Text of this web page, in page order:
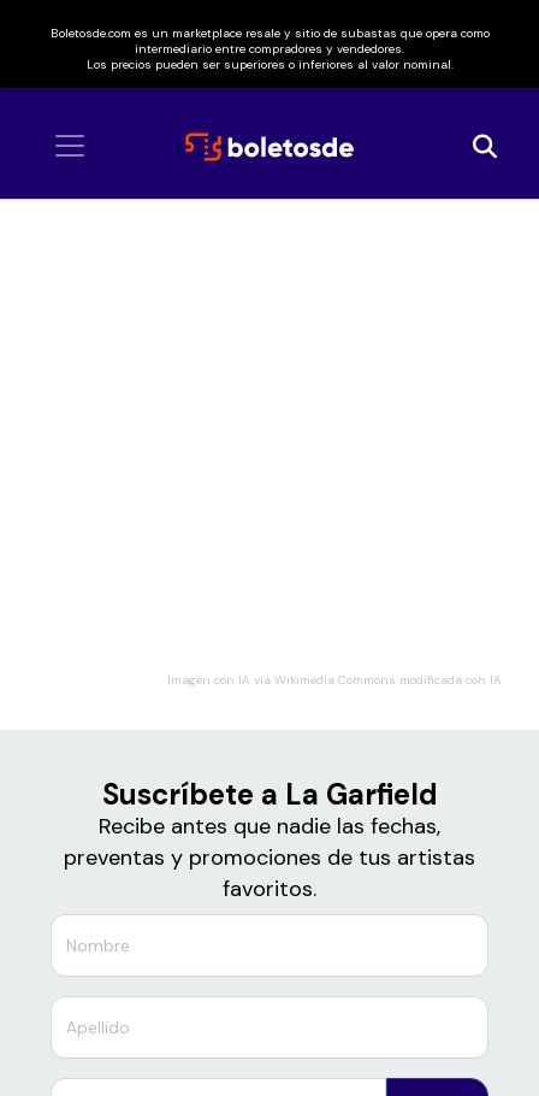
Boletosde.com es un marketplace resale y sitio de subastas que opera como
intermediario entre compradores y vendedores.
Los precios pueden ser superiores o inferiores al valor nominal.
Imagen con IA vía Wikimedia Commons modificada con IA
Suscríbete a La Garfield
Recibe antes que nadie las fechas,
preventas y promociones de tus artistas
favoritos.